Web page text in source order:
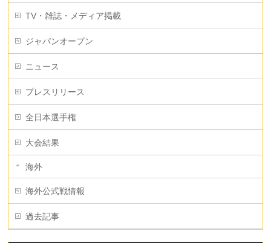
TV・雑誌・メディア掲載
ジャパンオープン
ニュース
プレスリリース
全日本選手権
大会結果
海外
海外公式戦情報
過去記事